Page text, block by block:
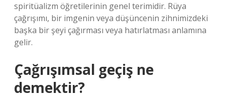
spiritüalizm öğretilerinin genel terimidir. Rüya
çağrışımı, bir imgenin veya düşüncenin zihnimizdeki
başka bir şeyi çağırması veya hatırlatması anlamına
gelir.
Çağrışımsal geçiş ne
demektir?